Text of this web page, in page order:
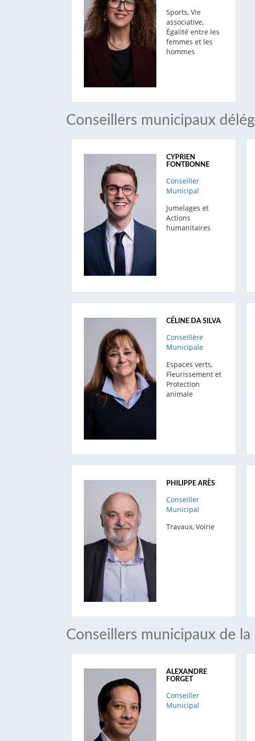
Sports, Vie
associative,
Égalité entre les
femmes et les
hommes
Conseillers municipaux
CYPRIEN
FONTBONNE
Conseiller
Municipal
Jumelages et
Actions
humanitaires
CÉLINE DA SILVA
Conseillère
Municipale
Espaces verts,
Fleurissement et
Protection
animale
PHILIPPE ARÈS
Conseiller
Municipal
Travaux, Voirie
Conseillers municipaux de
ALEXANDRE
FORGET
Conseiller
Municipal